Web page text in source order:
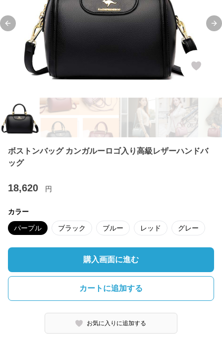
Previous slide
ボストンバッグ カンガルーロゴ入り高級レザーハンドバ
ッグ
18,620 円
カラー
パープル ブラック ブルー レッド グレー
購入画面に進む
カートに追加する
お気に入りに追加する